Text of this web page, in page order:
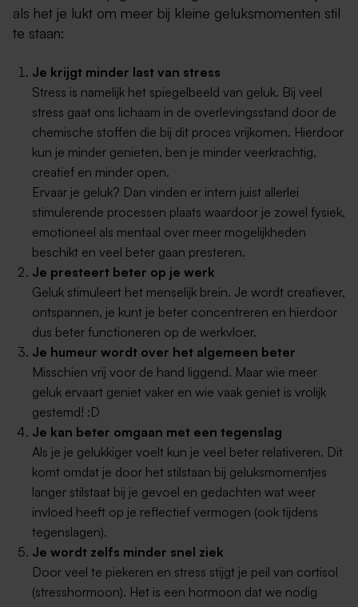
als het je lukt om meer bij kleine geluksmomenten stil
te staan:
Je krijgt minder last van stress
Stress is namelijk het spiegelbeeld van geluk. Bij veel
stress gaat ons lichaam in de overlevingsstand door de
chemische stoffen die bij dit proces vrijkomen. Hierdoor
kun je minder genieten, ben je minder veerkrachtig,
creatief en minder open.
Ervaar je geluk? Dan vinden er intern juist allerlei
stimulerende processen plaats waardoor je zowel fysiek,
emotioneel als mentaal over meer mogelijkheden
beschikt en veel beter gaan presteren.
Je presteert beter op je werk
Geluk stimuleert het menselijk brein. Je wordt creatiever,
ontspannen, je kunt je beter concentreren en hierdoor
dus beter functioneren op de werkvloer.
Je humeur wordt over het algemeen beter
Misschien vrij voor de hand liggend. Maar wie meer
geluk ervaart geniet vaker en wie vaak geniet is vrolijk
gestemd! :D
Je kan beter omgaan met een tegenslag
Als je je gelukkiger voelt kun je veel beter relativeren. Dit
komt omdat je door het stilstaan bij geluksmomentjes
langer stilstaat bij je gevoel en gedachten wat weer
invloed heeft op je reflectief vermogen (ook tijdens
tegenslagen).
Je wordt zelfs minder snel ziek
Door veel te piekeren en stress stijgt je peil van cortisol
(stresshormoon). Het is een hormoon dat we nodig